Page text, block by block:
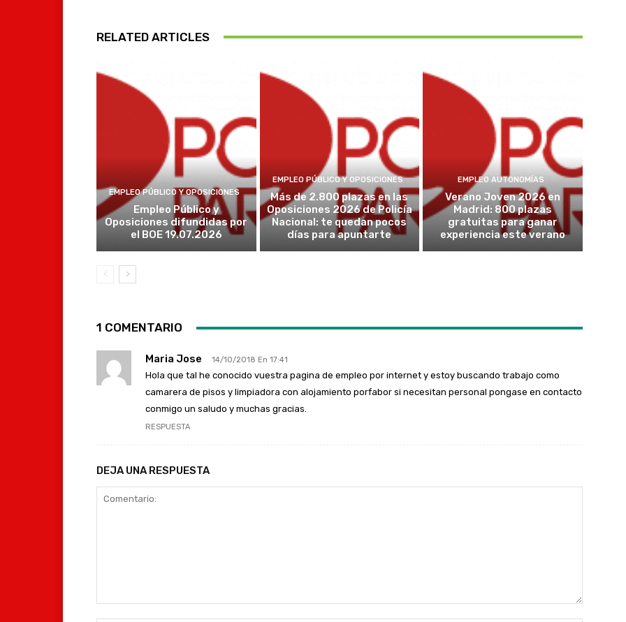
RELATED ARTICLES
EMPLEO PÚBLICO Y OPOSICIONES
Empleo Público y
Oposiciones difundidas por
el BOE 19.07.2026
EMPLEO PÚBLICO Y OPOSICIONES
Más de 2.800 plazas en las
Oposiciones 2026 de Policía
Nacional: te quedan pocos
días para apuntarte
EMPLEO AUTONOMÍAS
Verano Joven 2026 en
Madrid: 800 plazas
gratuitas para ganar
experiencia este verano
1 COMENTARIO
Maria Jose 14/10/2018 En 17:41
Hola que tal he conocido vuestra pagina de empleo por internet y estoy buscando trabajo como
camarera de pisos y limpiadora con alojamiento porfabor si necesitan personal pongase en contacto
conmigo un saludo y muchas gracias.
RESPUESTA
DEJA UNA RESPUESTA